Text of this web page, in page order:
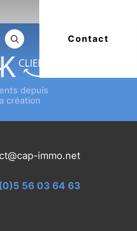
Contact
depuis
création
immo.net
56 03 64 63